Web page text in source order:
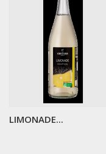
LIMONADE...